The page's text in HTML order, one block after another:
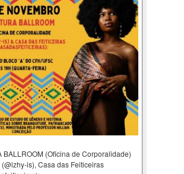
BALLROOM (Oficina de Corporalidade)
(@izhy-is), Casa das Feiticeiras